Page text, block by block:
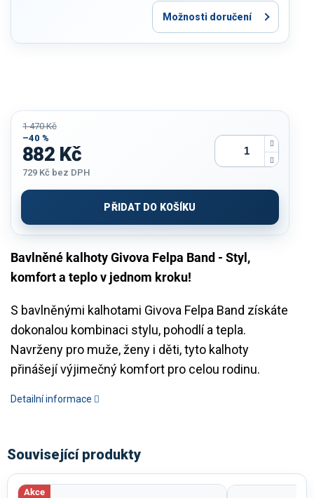
Možnosti doručení
Bavlněné kalhoty Givova Felpa Band - Styl,
komfort a teplo v jednom kroku!
S bavlněnými kalhotami Givova Felpa Band získáte
dokonalou kombinaci stylu, pohodlí a tepla.
Navrženy pro muže, ženy i děti, tyto kalhoty
přinášejí výjimečný komfort pro celou rodinu.
Detailní informace
1 470 Kč
–40 %
882 Kč
729 Kč bez DPH
cena:
PŘIDAT DO KOŠÍKU
Související produkty
Akce